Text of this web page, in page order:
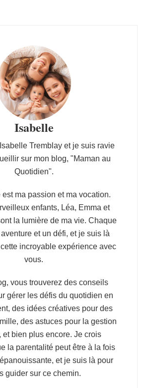
Isabelle
Tremblay et je suis ravie
sur mon blog, "Maman au
Quotidien".
est ma passion et ma vocation.
enfants, Léa, Emma et
la lumière de ma vie. Chaque
et un défi, et je suis là
incroyable expérience avec
vous.
vous trouverez des conseils
gérer les défis du quotidien en
des idées créatives pour des
des astuces pour la gestion
et bien plus encore. Je crois
la parentalité peut être à la fois
et je suis là pour
guider sur ce chemin.